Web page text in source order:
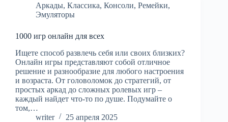
Аркады, Классика, Консоли, Ремейки,
Эмуляторы
1000 игр онлайн для всех
Ищете способ развлечь себя или своих близких?
Онлайн игры представляют собой отличное
решение и разнообразие для любого настроения
и возраста. От головоломок до стратегий, от
простых аркад до сложных ролевых игр –
каждый найдет что-то по душе. Подумайте о
том,…
writer
25 апреля 2025